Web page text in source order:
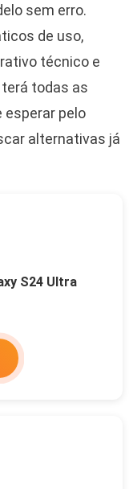
sem erro.
de uso,
técnico e
terá todas as
esperar pelo
alternativas já
S24 Ultra